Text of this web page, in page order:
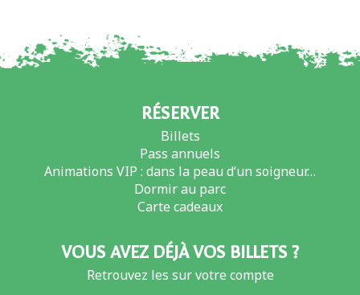
RÉSERVER
Billets
Pass annuels
Animations VIP : dans la peau d’un soigneur…
Dormir au parc
Carte cadeaux
VOUS AVEZ DÉJÀ VOS BILLETS ?
Retrouvez les sur votre compte